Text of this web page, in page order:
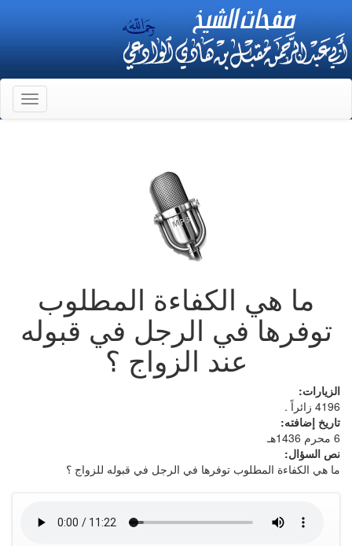
ما هي الكفاءة المطلوب
توفرها في الرجل في قبوله
عند الزواج ؟
الزيارات:
4196 زائراً .
تاريخ إضافته:
6 محرم 1436هـ
نص السؤال:
ما هي الكفاءة المطلوب توفرها في الرجل في قبوله للزواج ؟